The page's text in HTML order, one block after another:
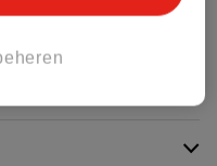
(nog) geen Nature